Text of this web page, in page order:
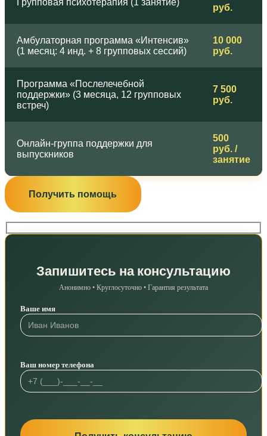
Групповая психотерапия (1 занятие)
руб.
Амбулаторная программа «Интенсив»
(1 месяц: 4 инд. + 8 групповых сессий)
10 000
руб.
Программа «Послелечебной
поддержки» (3 месяца, 12 групповых
встреч)
7 500
руб.
Онлайн-группа поддержки для
выпускников
500
руб. /
занятие
Получить помощь
Запишитесь на консультацию
Анонимно • Круглосуточно • Гарантия результата
Ваше имя
Ваш номер телефона